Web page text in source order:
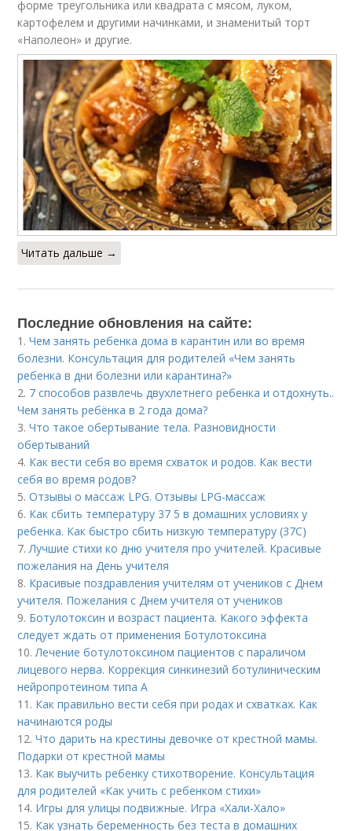
форме треугольника или квадрата с мясом, луком,
картофелем и другими начинками, и знаменитый торт
«Наполеон» и другие.
Читать дальше →
Последние обновления на сайте:
1.Чем занять ребенка дома в карантин или во время
болезни. Консультация для родителей «Чем занять
ребенка в дни болезни или карантина?»
2. 7 способов развлечь двухлетнего ребенка и отдохнуть..
Чем занять ребёнка в 2 года дома?
3.Что такое обертывание тела. Разновидности
обертываний
4. Как вести себя во время схваток и родов. Как вести
себя во время родов?
5.Отзывы о массаж LPG. Отзывы LPG-массаж
6. Как сбить температуру 37 5 в домашних условиях у
ребенка. Как быстро сбить низкую температуру (37С)
7. Лучшие стихи ко дню учителя про учителей. Красивые
пожелания на День учителя
8. Красивые поздравления учителям от учеников с Днем
учителя. Пожелания с Днем учителя от учеников
9. Ботулотоксин и возраст пациента. Какого эффекта
следует ждать от применения Ботулотоксина
10. Лечение ботулотоксином пациентов с параличом
лицевого нерва. Коррекция синкинезий ботулиническим
нейропротеином типа А
11. Как правильно вести себя при родах и схватках. Как
начинаются роды
12.Что дарить на крестины девочке от крестной мамы.
Подарки от крестной мамы
13. Как выучить ребенку стихотворение. Консультация
для родителей «Как учить с ребенком стихи»
14. Игры для улицы подвижные. Игра «Хали-Хало»
15. Как узнать беременность без теста в домашних